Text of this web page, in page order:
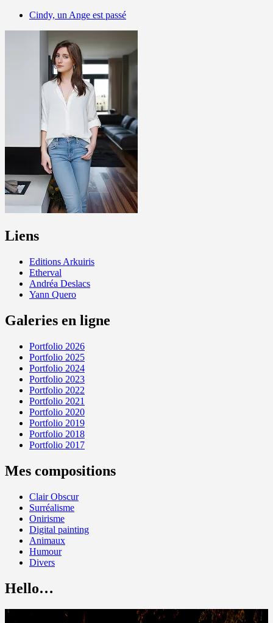
Cindy, un Ange est passé
Liens
Editions Arkuiris
Etherval
Andréa Deslacs
Yann Quero
Galeries en ligne
Portfolio 2026
Portfolio 2025
Portfolio 2024
Portfolio 2023
Portfolio 2022
Portfolio 2021
Portfolio 2020
Portfolio 2019
Portfolio 2018
Portfolio 2017
Mes compositions
Clair Obscur
Surréalisme
Onirisme
Digital painting
Animaux
Humour
Divers
Hello…